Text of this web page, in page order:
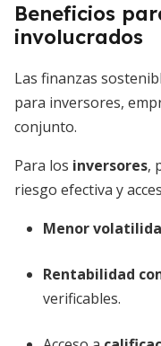
Beneficios
involucrados
Las finanzas
para inversores,
conjunto.
Para los inversores,
riesgo efectiva y
Menor
Rentabilidad
verificables.